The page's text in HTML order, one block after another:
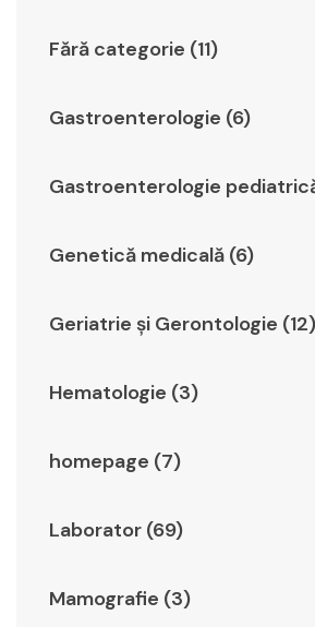
Fără categorie (11)
Gastroenterologie (6)
Gastroenterologie
Genetică medicală (6)
Geriatrie şi Gerontologie (12)
Hematologie (3)
homepage (7)
Laborator (69)
Mamografie (3)